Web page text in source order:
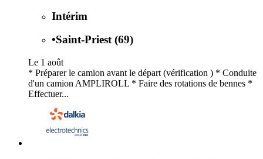
Intérim
•Saint-Priest (69)
Le 1 août
* Préparer le camion avant le départ (vérification ) * Conduite
d'un camion AMPLIROLL * Faire des rotations de bennes *
Effectuer...